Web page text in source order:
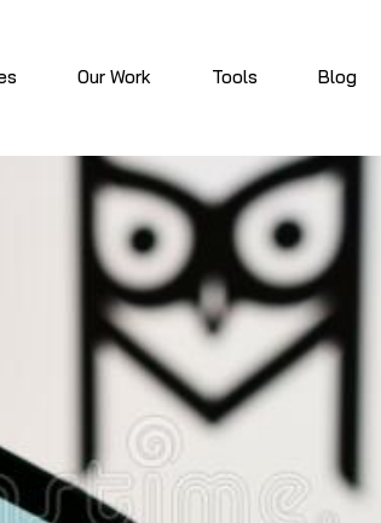
Our Work Tools Blog